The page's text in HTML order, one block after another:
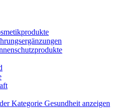
Kategorie Gesundheit anzeigen